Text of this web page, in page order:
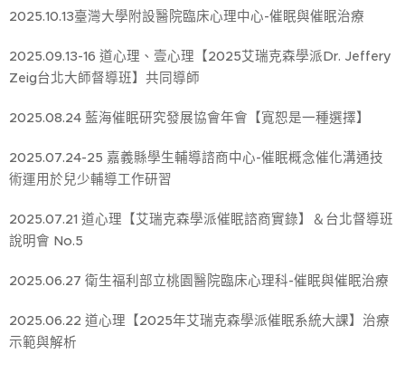
2025.10.13臺灣大學附設醫院臨床心理中心-催眠與催眠治療
2025.09.13-16 道心理、壹心理【2025艾瑞克森學派Dr. Jeffery
Zeig台北大師督導班】共同導師
2025.08.24 藍海催眠研究發展協會年會【寬恕是一種選擇】
2025.07.24-25 嘉義縣學生輔導諮商中心-催眠概念催化溝通技
術運用於兒少輔導工作研習
2025.07.21 道心理【艾瑞克森學派催眠諮商實錄】＆台北督導班
說明會 No.5
2025.06.27 衛生福利部立桃園醫院臨床心理科-催眠與催眠治療
2025.06.22 道心理【2025年艾瑞克森學派催眠系統大課】治療
示範與解析